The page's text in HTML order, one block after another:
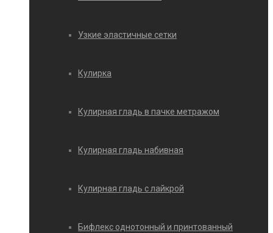
Узкие эластичные сетки
Кулирка
Кулирная гладь в пачке метражом
Кулирная гладь набивная
Кулирная гладь с лайкрой
Бифлекс однотонный и принтованный